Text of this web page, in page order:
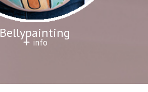
Bellypainting
info